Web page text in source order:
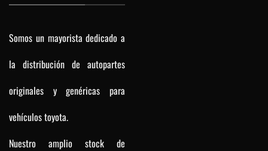
Somos un mayorista dedicado a
la distribución de autopartes
originales y genéricas para
vehículos toyota.
Nuestro amplio stock de